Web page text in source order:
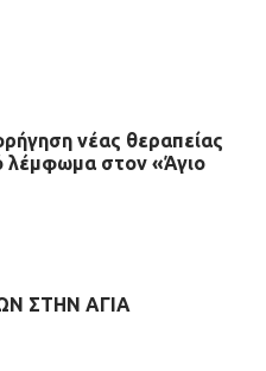
νέας θεραπείας
λέμφωμα στον «Άγιο
ΣΤΗΝ ΑΓΙΑ